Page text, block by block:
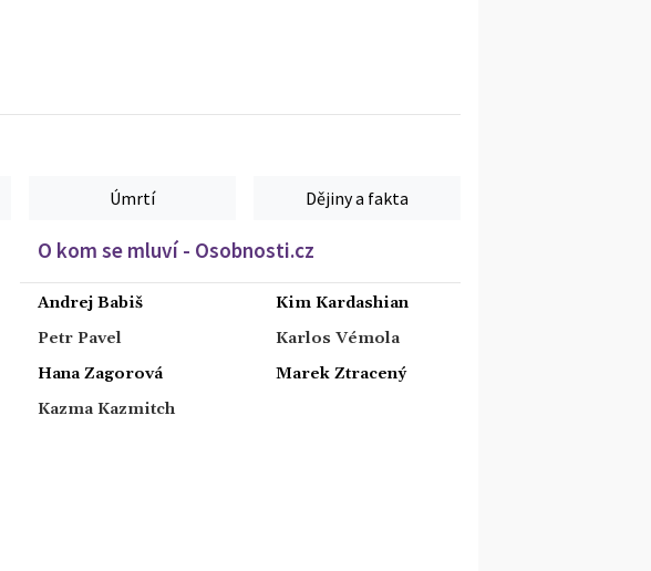
Úmrtí Dějiny a fakta
O kom se mluví - Osobnosti.cz
Andrej Babiš
Petr Pavel
Hana Zagorová
Kazma Kazmitch
Kim Kardashian
Karlos Vémola
Marek Ztracený